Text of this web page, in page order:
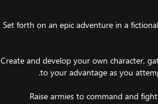
Set forth on an epic adventure in a
Create and develop your own character,
Raise armies to command and